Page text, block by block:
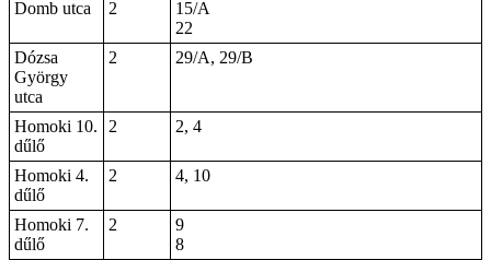
Domb utca 2
15/A
22
Dózsa
György
utca
2 29/A, 29/B
Homoki 10.
dűlő
2 2, 4
Homoki 4.
dűlő
2 4, 10
Homoki 7.
dűlő
2
9
8